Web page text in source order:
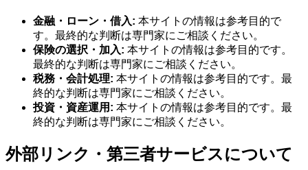
金融・ローン・借入: 本サイトの情報は参考目的で
す。最終的な判断は専門家にご相談ください。
保険の選択・加入: 本サイトの情報は参考目的です。
最終的な判断は専門家にご相談ください。
税務・会計処理: 本サイトの情報は参考目的です。最
終的な判断は専門家にご相談ください。
投資・資産運用: 本サイトの情報は参考目的です。最
終的な判断は専門家にご相談ください。
外部リンク・第三者サービスについて